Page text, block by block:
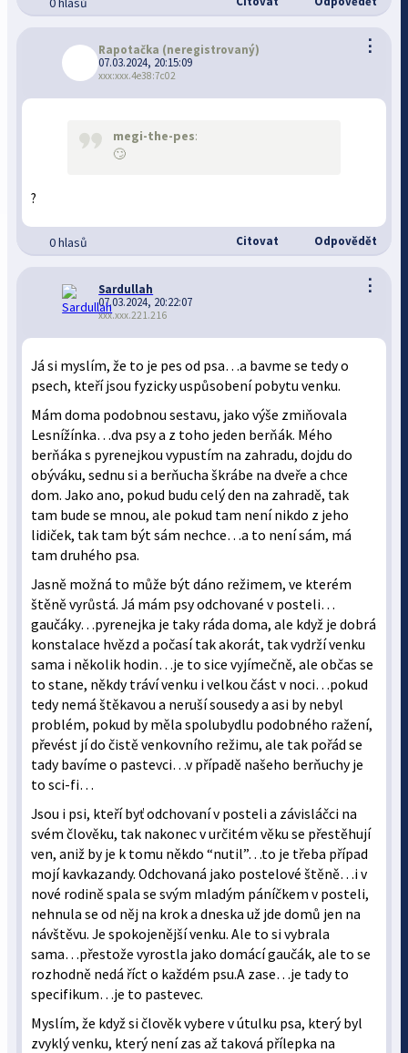
⋮
Rapotačka (neregistrovaný)
07.03.2024, 20:15:09
xxx:xxx.4e38:7c02
megi-the-pes:
🙄
?
0 hlasů Citovat Odpovědět
⋮
Sardullah
07.03.2024, 20:22:07
xxx.xxx.221.216
Já si myslím, že to je pes od psa…a bavme se tedy o
psech, kteří jsou fyzicky uspůsobení pobytu venku.
Mám doma podobnou sestavu, jako výše zmiňovala
Lesnížínka…dva psy a z toho jeden berňák. Mého
berňáka s pyrenejkou vypustím na zahradu, dojdu do
obýváku, sednu si a berňucha škrábe na dveře a chce
dom. Jako ano, pokud budu celý den na zahradě, tak
tam bude se mnou, ale pokud tam není nikdo z jeho
lidiček, tak tam být sám nechce…a to není sám, má
tam druhého psa.
Jasně možná to může být dáno režimem, ve kterém
štěně vyrůstá. Já mám psy odchované v posteli…
gaučáky…pyrenejka je taky ráda doma, ale když je dobrá
konstalace hvězd a počasí tak akorát, tak vydrží venku
sama i několik hodin…je to sice vyjímečně, ale občas se
to stane, někdy tráví venku i velkou část v noci…pokud
tedy nemá štěkavou a neruší sousedy a asi by nebyl
problém, pokud by měla spolubydlu podobného ražení,
převést jí do čistě venkovního režimu, ale tak pořád se
tady bavíme o pastevci…v případě našeho berňuchy je
to sci-fi…
Jsou i psi, kteří byť odchovaní v posteli a závisláčci na
svém člověku, tak nakonec v určitém věku se přestěhují
ven, aniž by je k tomu někdo “nutil”…to je třeba případ
mojí kavkazandy. Odchovaná jako postelové štěně…i v
nové rodině spala se svým mladým páníčkem v posteli,
nehnula se od něj na krok a dneska už jde domů jen na
návštěvu. Je spokojenější venku. Ale to si vybrala
sama…přestože vyrostla jako domácí gaučák, ale to se
rozhodně nedá říct o každém psu.A zase…je tady to
specifikum…je to pastevec.
Myslím, že když si člověk vybere v útulku psa, který byl
zvyklý venku, který není zas až taková přílepka na